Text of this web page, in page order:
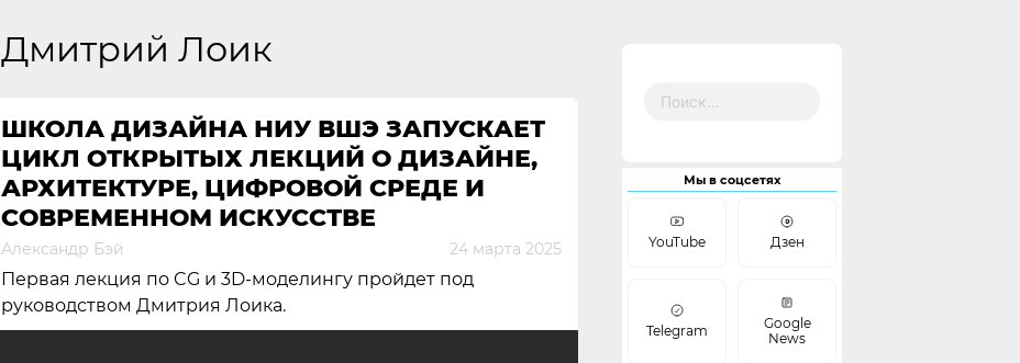
Дмитрий Лоик
ШКОЛА ДИЗАЙНА НИУ ВШЭ ЗАПУСКАЕТ
ЦИКЛ ОТКРЫТЫХ ЛЕКЦИЙ О ДИЗАЙНЕ,
АРХИТЕКТУРЕ, ЦИФРОВОЙ СРЕДЕ И
СОВРЕМЕННОМ ИСКУССТВЕ
Александр Бэй 24 марта 2025
Первая лекция по CG и 3D-моделингу пройдет под
руководством Дмитрия Лоика.
Мы в соцсетях
YouTube Дзен
Telegram
Google
News